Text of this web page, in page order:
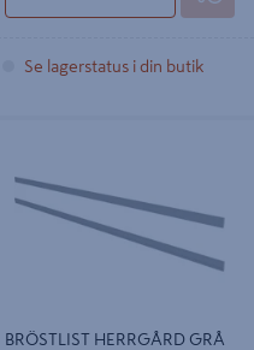
Se lagerstatus i din butik
BRÖSTLIST HERRGÅRD GRÅ